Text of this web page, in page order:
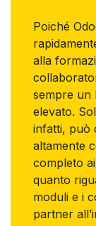
Poiché
alla
sempre un
elevato.
infatti, può
altamente
completo
quanto
moduli e i
partner